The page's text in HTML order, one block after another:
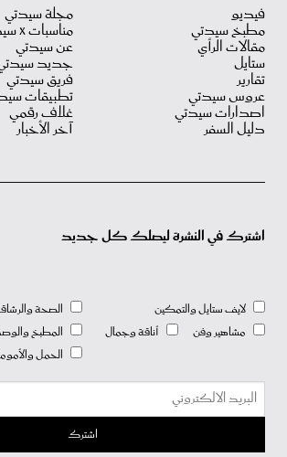
فيديو
مطبخ سيدتي
مقالات الرأي
ستايل
تقارير
عروس سيدتي
اصدارات سيدتي
دليل السفر
مجلة سيدتي
مناسبات X سيدتي
عن سيدتي
جديد
فريق سيدتي
تطبيقات
غلاف رقمي
آخر الأخبار
اشترك في النشرة ليصلك كل جديد
لايف ستايل والتمكين
مشاهير وفن
أناقة وجمال
الصحة
المطبخ
الحمل